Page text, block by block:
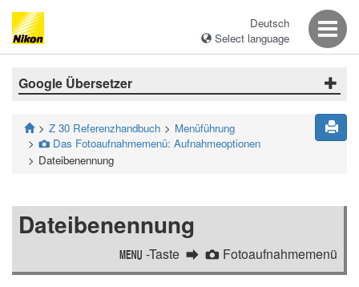
Deutsch
Select language
Google Übersetzer
Z 30 Referenzhandbuch Menüführung
C Das Fotoaufnahmemenü: Aufnahmeoptionen
Dateibenennung
Dateibenennung
G -Taste C Fotoaufnahmemenü